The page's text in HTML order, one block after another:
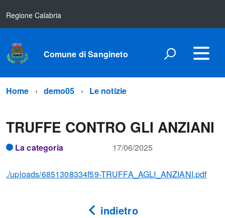
Regione Calabria
Comune di Sangineto
Home demo05 Le notizie
TRUFFE CONTRO GLI ANZIANI
La categoria 17/06/2025
./uploads/6851308334f59-TRUFFA_AGLI_ANZIANI.pdf
indietro